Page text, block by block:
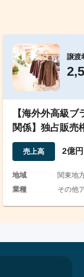
譲渡
【海外外高級
関係】独占販売
競争力を持つア
売上高 2億
地域
関東地
業種
その他